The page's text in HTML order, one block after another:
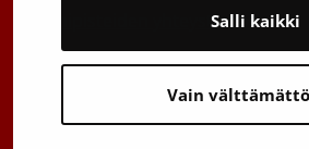
Vain
Salli kaikki
Toimipisteiden yhteystiedot
Vantaan päätoimipiste
Sähköpostiosoitteet: